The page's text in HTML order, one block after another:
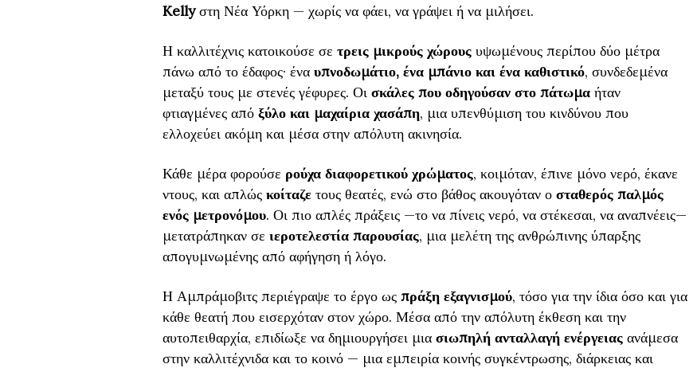
Kellyστη Νέα Υόρκη — χωρίς να φάει, να γράψει ή να μιλήσει.
Η καλλιτέχνις κατοικούσε σε τρεις μικρούς χώρουςυψωμένους περίπου δύο μέτρα
πάνω από το έδαφος· ένα υπνοδωμάτιο, ένα μπάνιο και ένα καθιστικό, συνδεδεμένα
μεταξύ τους με στενές γέφυρες. Οι σκάλες που οδηγούσαν στο πάτωμαήταν
φτιαγμένες από ξύλο και μαχαίρια χασάπη, μια υπενθύμιση του κινδύνου που
ελλοχεύει ακόμη και μέσα στην απόλυτη ακινησία.
Κάθε μέρα φορούσε ρούχα διαφορετικού χρώματος, κοιμόταν, έπινε μόνο νερό, έκανε
ντους, και απλώς κοίταζετους θεατές, ενώ στο βάθος ακουγόταν ο σταθερός παλμός
ενός μετρονόμου. Οι πιο απλές πράξεις —το να πίνεις νερό, να στέκεσαι, να αναπνέεις—
μετατράπηκαν σε ιεροτελεστία παρουσίας, μια μελέτη της ανθρώπινης ύπαρξης
απογυμνωμένης από αφήγηση ή λόγο.
Η Αμπράμοβιτς περιέγραψε το έργο ως πράξη εξαγνισμού, τόσο για την ίδια όσο και για
κάθε θεατή που εισερχόταν στον χώρο. Μέσα από την απόλυτη έκθεση και την
αυτοπειθαρχία, επιδίωξε να δημιουργήσει μια σιωπηλή ανταλλαγή ενέργειαςανάμεσα
στην καλλιτέχνιδα και το κοινό — μια εμπειρία κοινής συγκέντρωσης, διάρκειας και